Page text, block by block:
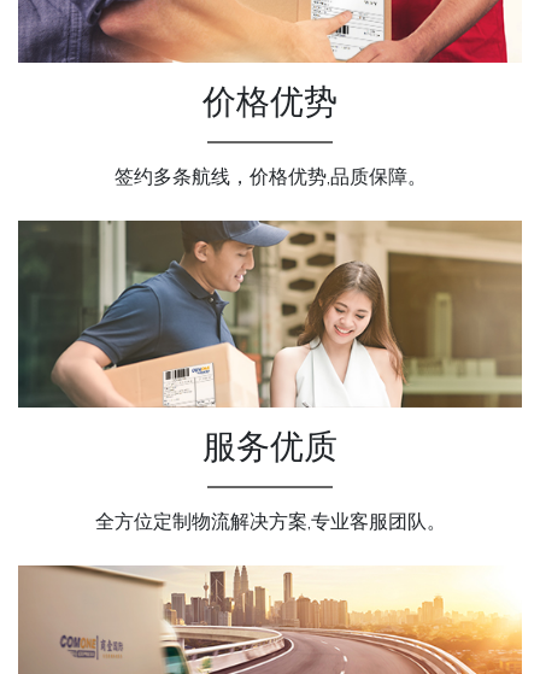
价格优势
签约多条航线，价格优势,品质保障。
服务优质
全方位定制物流解决方案,专业客服团队。